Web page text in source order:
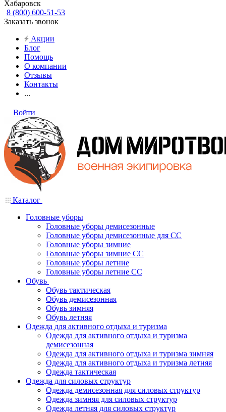
Хабаровск
8 (800) 600-51-53
Заказать звонок
Акции
Блог
Помощь
О компании
Отзывы
Контакты
...
Войти
Каталог
Головные уборы
Головные уборы демисезонные
Головные уборы демисезонные для СС
Головные уборы зимние
Головные уборы зимние СС
Головные уборы летние
Головные уборы летние СС
Обувь
Обувь тактическая
Обувь демисезонная
Обувь зимняя
Обувь летняя
Одежда для активного отдыха и туризма
Одежда для активного отдыха и туризма
демисезонная
Одежда для активного отдыха и туризма зимняя
Одежда для активного отдыха и туризма летняя
Одежда тактическая
Одежда для силовых структур
Одежда демисезонная для силовых структур
Одежда зимняя для силовых структур
Одежда летняя для силовых структур